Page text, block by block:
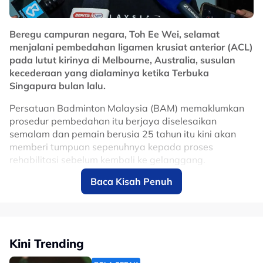
Lanjutan kontrak sehingga 2031 dijangka memberi
memperkukuhkan reputasi negara sebagai destinasi
utama sukan permotoran dunia, selain terus
merancakkan ekonomi menerusi kemasukan pelancong
dan penganjuran acara bertaraf antarabangsa di Litar
Antarabangsa Sepang.
No node context available.
Related Topics
#motoGP
Beregu campuran negara, Toh Ee Wei, selamat
menjalani pembedahan ligamen krusiat anterior (ACL)
pada lutut kirinya di Melbourne, Australia, susulan
kecederaan yang dialaminya ketika Terbuka
Singapura bulan lalu.
Persatuan Badminton Malaysia (BAM) memaklumkan
prosedur pembedahan itu berjaya diselesaikan
semalam dan pemain berusia 25 tahun itu kini akan
memberi tumpuan sepenuhnya kepada proses
rehabilitasi sebelum kembali ke gelanggang.
Ee Wei melahirkan rasa syukur apabila pembedahan
berjalan lancar, selain menghargai sokongan yang
“Saya lega kerana pembedahan berjalan dengan
Baca Kisah Penuh
Kini Trending